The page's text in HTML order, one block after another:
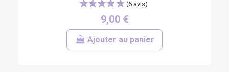
9,00 €
Ajouter au panier